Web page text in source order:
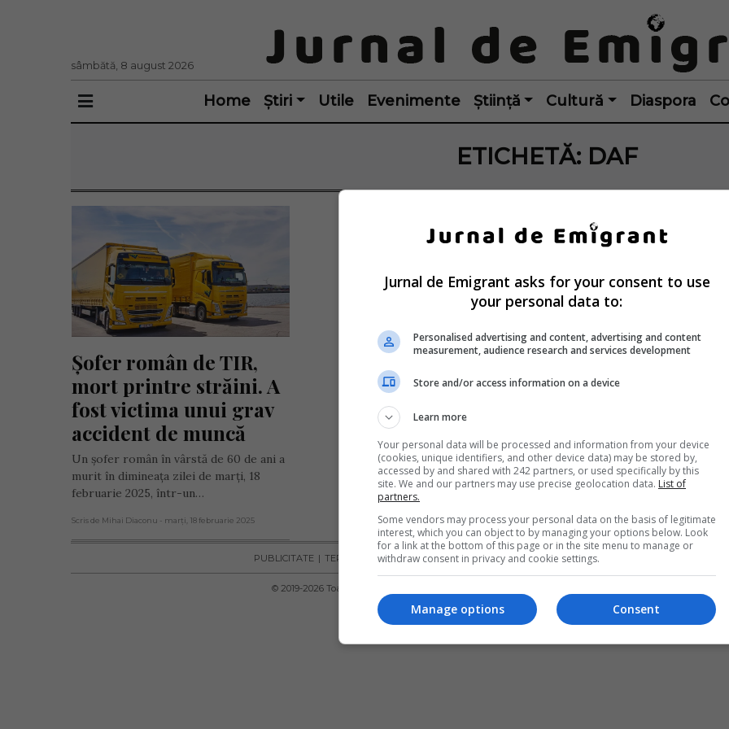
sâmbătă, 8 august 2026
Home Știri Utile Evenimente Știință Cultură Diaspora
ETICHETĂ: DAF
Șofer român de TIR,
mort printre străini. A
fost victima unui grav
accident de muncă
Un șofer român în vârstă de 60 de ani a
murit în dimineața zilei de marți, 18
februarie 2025, într-un…
Scris de Mihai Diaconu - marți, 18 februarie 2025
PUBLICITATE TERMENI ȘI CONDIȚII DE UTILIZARE POLITICA DE CONFIDENȚIALITATE POLITICA
© 2019-2026 Toate drepturile rezervate Diaspora Media Network S.R.L - Interzisă copierea conținutului
Jurnal de Emigrant asks for your consent to use
your personal data to:
Personalised advertising and content, advertising and content
measurement, audience research and services development
Store and/or access information on a device
Learn more
Your personal data will be processed and information from your device
(cookies, unique identifiers, and other device data) may be stored by,
accessed by and shared with 242 partners, or used specifically by this
site. We and our partners may use precise geolocation data. List of
partners.
Some vendors may process your personal data on the basis of legitimate
interest, which you can object to by managing your options below. Look
for a link at the bottom of this page or in the site menu to manage or
withdraw consent in privacy and cookie settings.
Consent
Manage options